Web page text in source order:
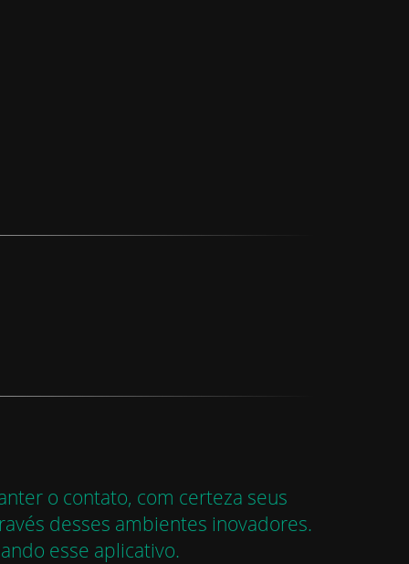
o contato, com certeza seus
desses ambientes inovadores.
esse aplicativo.